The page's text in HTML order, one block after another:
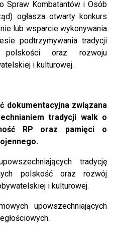
Spraw Kombatantów i Osób
ogłasza otwarty konkurs
lub wsparcie wykonywania
podtrzymywania tradycji
polskości oraz rozwoju
i kulturowej.
dokumentacyjna związana
tradycji walk o
RP oraz pamięci o
tradycję
polskość oraz rozwój
i kulturowej.
upowszechniających